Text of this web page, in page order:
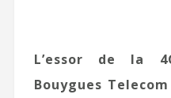
L’essor de la
Bouygues